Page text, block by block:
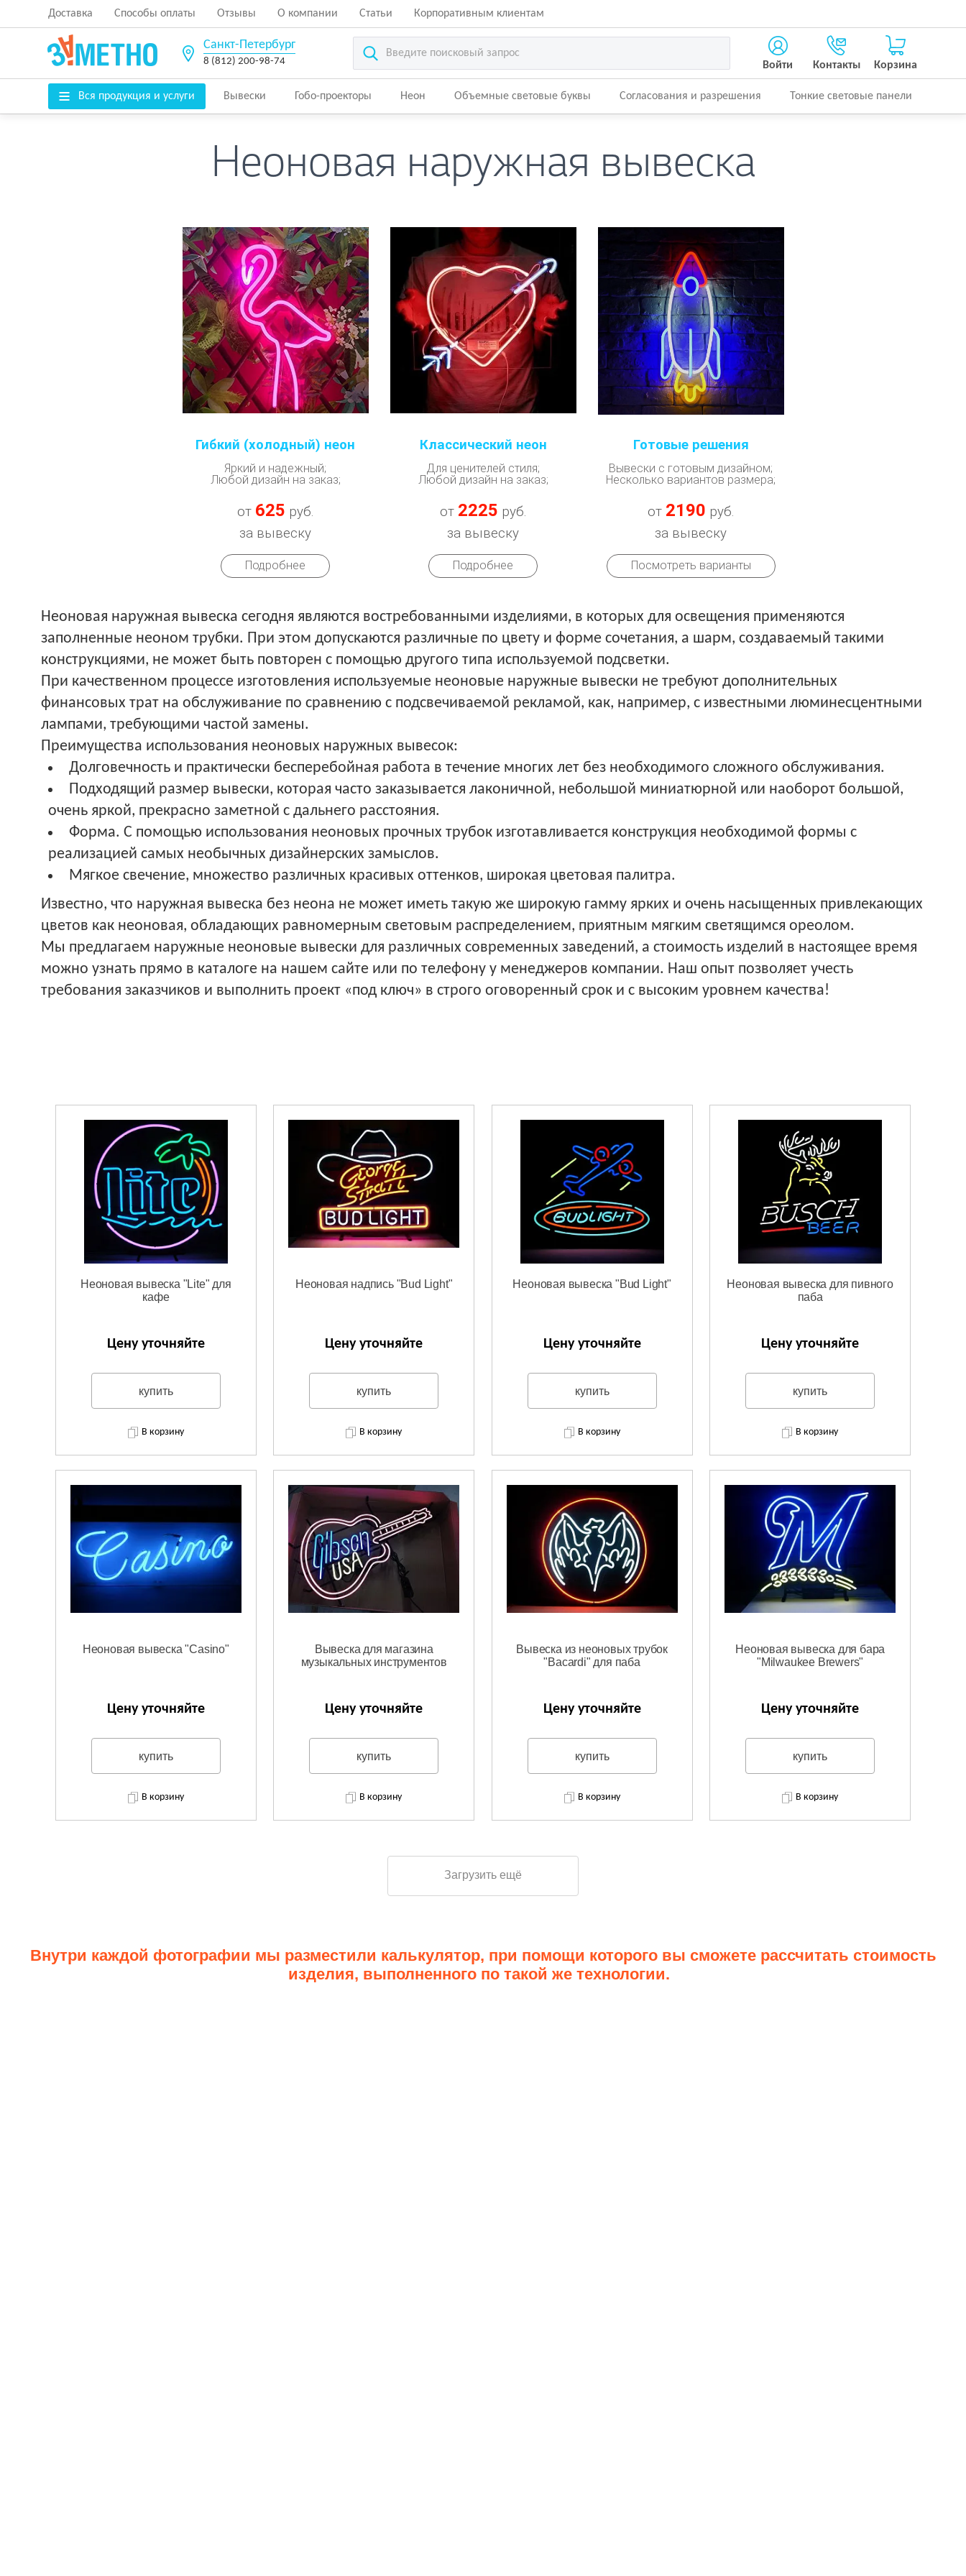
Доставка Способы оплаты Отзывы О компании Статьи Корпоративным клиентам
Санкт-Петербург
8 (812) 200-98-74 Войти Контакты Корзина
Вся продукция и услуги Вывески Гобо-проекторы Неон Объемные световые буквы Согласования и разрешения Тонкие световые панели
Неоновая наружная вывеска
Гибкий (холодный) неон
Яркий и надежный;
Любой дизайн на заказ;
от 625 руб.
за вывеску
Подробнее
Классический неон
Для ценителей стиля;
Любой дизайн на заказ;
от 2225 руб.
за вывеску
Подробнее
Готовые решения
Вывески с готовым дизайном;
Несколько вариантов размера;
от 2190 руб.
за вывеску
Посмотреть варианты
Неоновая наружная вывеска сегодня являются востребованными изделиями, в которых для освещения применяются
заполненные неоном трубки. При этом допускаются различные по цвету и форме сочетания, а шарм, создаваемый такими
конструкциями, не может быть повторен с помощью другого типа используемой подсветки.
При качественном процессе изготовления используемые неоновые наружные вывески не требуют дополнительных
финансовых трат на обслуживание по сравнению с подсвечиваемой рекламой, как, например, с известными люминесцентными
лампами, требующими частой замены.
Преимущества использования неоновых наружных вывесок:
Долговечность и практически бесперебойная работа в течение многих лет без необходимого сложного обслуживания.
Подходящий размер вывески, которая часто заказывается лаконичной, небольшой миниатюрной или наоборот большой,
очень яркой, прекрасно заметной с дальнего расстояния.
Форма. С помощью использования неоновых прочных трубок изготавливается конструкция необходимой формы с
реализацией самых необычных дизайнерских замыслов.
Мягкое свечение, множество различных красивых оттенков, широкая цветовая палитра.
Известно, что наружная вывеска без неона не может иметь такую же широкую гамму ярких и очень насыщенных привлекающих
цветов как неоновая, обладающих равномерным световым распределением, приятным мягким светящимся ореолом.
Мы предлагаем наружные неоновые вывески для различных современных заведений, а стоимость изделий в настоящее время
можно узнать прямо в каталоге на нашем сайте или по телефону у менеджеров компании. Наш опыт позволяет учесть
требования заказчиков и выполнить проект «под ключ» в строго оговоренный срок и с высоким уровнем качества!
Неоновая вывеска "Lite" для
кафе
Цену уточняйте
купить
В корзину
Неоновая надпись "Bud Light"
Цену уточняйте
купить
В корзину
Неоновая вывеска "Bud Light"
Цену уточняйте
купить
В корзину
Неоновая вывеска для пивного
паба
Цену уточняйте
купить
В корзину
Неоновая вывеска "Casino"
Цену уточняйте
купить
В корзину
Вывеска для магазина
музыкальных инструментов
Цену уточняйте
купить
В корзину
Вывеска из неоновых трубок
"Bacardi" для паба
Цену уточняйте
купить
В корзину
Неоновая вывеска для бара
"Milwaukee Brewers"
Цену уточняйте
купить
В корзину
Загрузить ещё
Внутри каждой фотографии мы разместили калькулятор, при помощи которого вы сможете рассчитать стоимость
изделия, выполненного по такой же технологии.